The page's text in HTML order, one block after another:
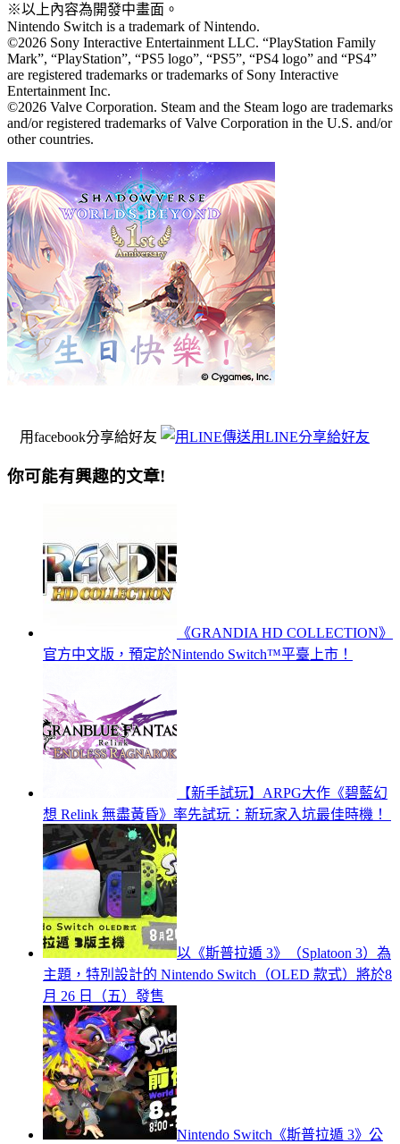
※以上內容為開發中畫面。
Nintendo Switch is a trademark of Nintendo.
©2026 Sony Interactive Entertainment LLC. “PlayStation Family
Mark”, “PlayStation”, “PS5 logo”, “PS5”, “PS4 logo” and “PS4”
are registered trademarks or trademarks of Sony Interactive
Entertainment Inc.
©2026 Valve Corporation. Steam and the Steam logo are trademarks
and/or registered trademarks of Valve Corporation in the U.S. and/or
other countries.
用facebook分享給好友 用LINE分享給好友
你可能有興趣的文章!
《GRANDIA HD COLLECTION》
官方中文版，預定於Nintendo Switch™平臺上市！
【新手試玩】ARPG大作《碧藍幻
想 Relink 無盡黃昏》率先試玩：新玩家入坑最佳時機！
以《斯普拉遁 3》（Splatoon 3）為
主題，特別設計的 Nintendo Switch（OLED 款式）將於8
月 26 日（五）發售
Nintendo Switch《斯普拉遁 3》公